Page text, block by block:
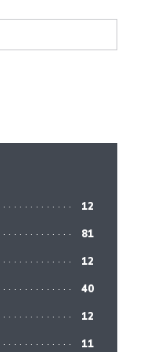
12
81
12
40
12
11